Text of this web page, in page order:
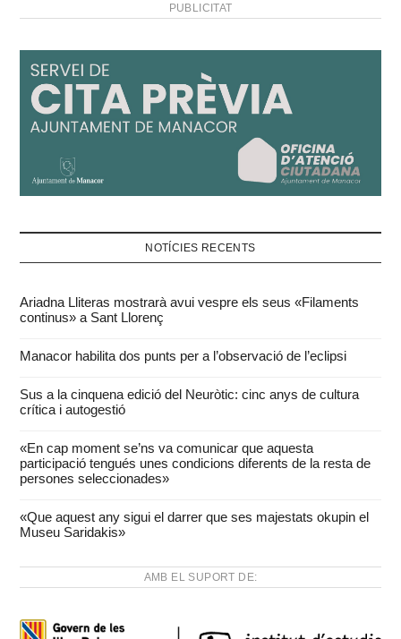
PUBLICITAT
NOTÍCIES RECENTS
Ariadna Lliteras mostrarà avui vespre els seus «Filaments
continus» a Sant Llorenç
Manacor habilita dos punts per a l’observació de l’eclipsi
Sus a la cinquena edició del Neuròtic: cinc anys de cultura
crítica i autogestió
«En cap moment se’ns va comunicar que aquesta
participació tengués unes condicions diferents de la resta de
persones seleccionades»
«Que aquest any sigui el darrer que ses majestats okupin el
Museu Saridakis»
AMB EL SUPORT DE: